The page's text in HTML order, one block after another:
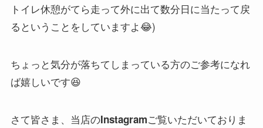
トイレ休憩がてら走って外に出て数分日に当たって戻
るということをしていますよ😂)
ちょっと気分が落ちてしまっている方のご参考になれ
ば嬉しいです😆
さて皆さま、当店のInstagramご覧いただいておりま